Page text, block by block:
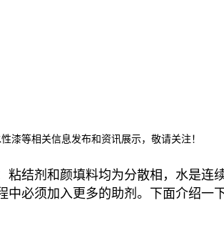
漆等相关信息发布和资讯展示，敬请关注！
结剂和颜填料均为分散相，水是
必须加入更多的助剂。下面介绍一